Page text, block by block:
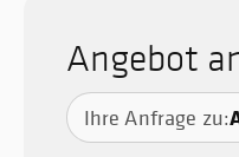
Angebot
Ihre Anfrage zu: